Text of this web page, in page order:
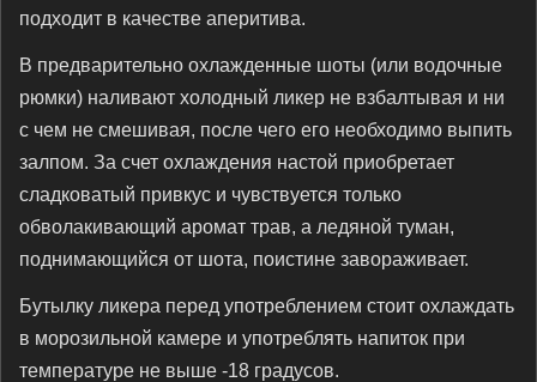
подходит в качестве аперитива.
В предварительно охлажденные шоты (или водочные
рюмки) наливают холодный ликер не взбалтывая и ни
с чем не смешивая, после чего его необходимо выпить
залпом. За счет охлаждения настой приобретает
сладковатый привкус и чувствуется только
обволакивающий аромат трав, а ледяной туман,
поднимающийся от шота, поистине завораживает.
Бутылку ликера перед употреблением стоит охлаждать
в морозильной камере и употреблять напиток при
температуре не выше -18 градусов.